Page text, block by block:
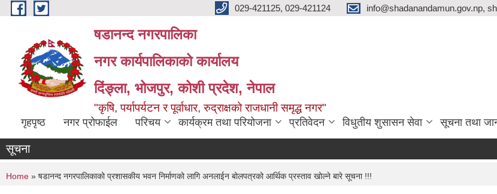
Skip to main content 029-421125, 029-421124 info@shadanandamun.gov.np,
षडानन्द नगरपालिका
नगर कार्यपालिकाको कार्यालय
दिंङ्ला, भोजपुर, कोशी प्रदेश, नेपाल
"कृषि, पर्यापर्यटन र पूर्वाधार, रुद्राक्षको राजधानी समृद्ध नगर"
गृहपृष्ठ नगर प्रोफाईल परिचय कार्यक्रम तथा परियोजना प्रतिवेदन विधुतीय शुसासन सेवा सूचना तथा
सूचना
You are here
Home » षडानन्द नगरपालिकाको प्रशासकीय भवन निर्माणको लागि अनलाईन बोलपत्रको आर्थिक प्रस्ताव खोल्ने बारे सूचना !!!